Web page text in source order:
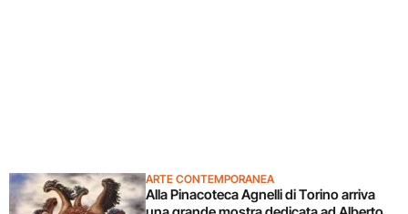
ARTE CONTEMPORANEA
Alla Pinacoteca Agnelli di Torino arriva